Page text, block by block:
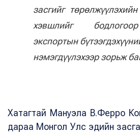
засгийг
хэвшлийг
экспортын
нэмэгдүүлэхээр зорьж
Хатагтай Мануэла В.Ферро
дараа Монгол Улс эдийн